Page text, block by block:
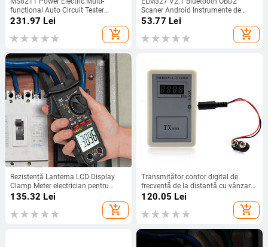
functional Auto Circuit Tester
Automotive Electric Multimetru
Lampă Detector de mașini pentru
reparații auto
231.97 Lei
add_shopping_cart
Scaner Android Instrumente de
diagnosticare a mașinii pentru
TOYOTA VOLVO SKODA
53.77 Lei
add_shopping_cart
Rezistență Lanterna LCD Display
Clamp Meter electrician pentru
gospodărie
135.32 Lei
add_shopping_cart
Transmițător contor digital de
frecvență de la distanță cu vânzare
caldă Mini contor digital de
frecvență Lungime de undă 250-
450MHz
120.05 Lei
add_shopping_cart